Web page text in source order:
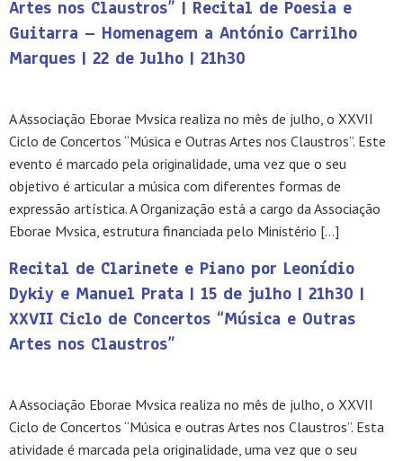
Artes nos Claustros” | Recital de Poesia e
Guitarra – Homenagem a António Carrilho
Marques | 22 de Julho | 21h30
A Associação Eborae Mvsica realiza no mês de julho, o XXVII
Ciclo de Concertos “Música e Outras Artes nos Claustros”. Este
evento é marcado pela originalidade, uma vez que o seu
objetivo é articular a música com diferentes formas de
expressão artística. A Organização está a cargo da Associação
Eborae Mvsica, estrutura financiada pelo Ministério […]
Recital de Clarinete e Piano por Leonídio
Dykiy e Manuel Prata | 15 de julho | 21h30 |
XXVII Ciclo de Concertos “Música e Outras
Artes nos Claustros”
A Associação Eborae Mvsica realiza no mês de julho, o XXVII
Ciclo de Concertos “Música e outras Artes nos Claustros”. Esta
atividade é marcada pela originalidade, uma vez que o seu